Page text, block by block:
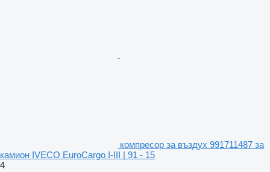
компресор за въздух 991711487 за
камион IVECO EuroCargo I-III | 91 - 15
4